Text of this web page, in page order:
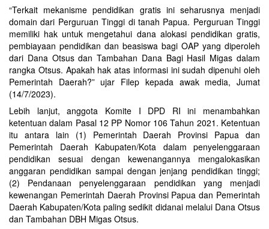
“Terkait mekanisme pendidikan gratis ini seharusnya menjadi
domain dari Perguruan Tinggi di tanah Papua. Perguruan Tinggi
memiliki hak untuk mengetahui dana alokasi pendidikan gratis,
pembiayaan pendidikan dan beasiswa bagi OAP yang diperoleh
dari Dana Otsus dan Tambahan Dana Bagi Hasil Migas dalam
rangka Otsus. Apakah hak atas informasi ini sudah dipenuhi oleh
Pemerintah Daerah?” ujar Filep kepada awak media, Jumat
(14/7/2023).
Lebih lanjut, anggota Komite I DPD RI ini menambahkan
ketentuan dalam Pasal 12 PP Nomor 106 Tahun 2021. Ketentuan
itu antara lain (1) Pemerintah Daerah Provinsi Papua dan
Pemerintah Daerah Kabupaten/Kota dalam penyelenggaraan
pendidikan sesuai dengan kewenangannya mengalokasikan
anggaran pendidikan sampai dengan jenjang pendidikan tinggi;
(2) Pendanaan penyelenggaraan pendidikan yang menjadi
kewenangan Pemerintah Daerah Provinsi Papua dan Pemerintah
Daerah Kabupaten/Kota paling sedikit didanai melalui Dana Otsus
dan Tambahan DBH Migas Otsus.